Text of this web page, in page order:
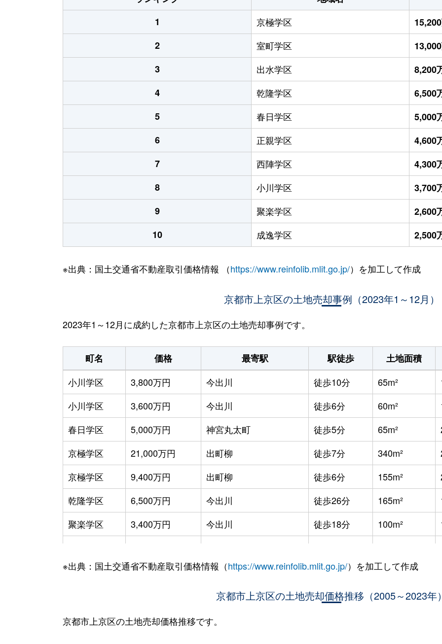
1
京極学区
2
室町学区
3
出水学区
8,200
4
乾隆学区
6,500
5
春日学区
5,000
6
正親学区
4,600
7
西陣学区
4,300
8
小川学区
3,700
9
聚楽学区
2,600
10
成逸学区 2,500
※出典：国土交通省不動産取引価格情報 （https://www.reinfolib.mlit.go.jp/）を加工して作成
京都市上京区の土地売却事例（2023年1～12月）
2023年1～12月に成約した京都市上京区の土地売却事例です。
町名 価格 最寄駅 駅徒歩 土地面積
小川学区
3,800万円 今出川 徒歩10分 65m²
小川学区
3,600万円 今出川 徒歩6分 60m²
春日学区
5,000万円 神宮丸太町 徒歩5分 65m²
京極学区
21,000万円 出町柳 徒歩7分 340m²
京極学区
9,400万円 出町柳 徒歩6分 155m²
乾隆学区
6,500万円 今出川 徒歩26分 165m²
聚楽学区
3,400万円 今出川 徒歩18分 100m²
翔鸞学区
1,800万円 今出川 徒歩25分 60m²
円町 徒歩24分 50m²
翔鸞学区
4,400万円 円町
※出典：国土交通省不動産取引価格情報（https://www.reinfolib.mlit.go.jp/）を加工して作成
京都市上京区の土地売却価格推移（2005～2023年）
京都市上京区の土地売却価格推移です。